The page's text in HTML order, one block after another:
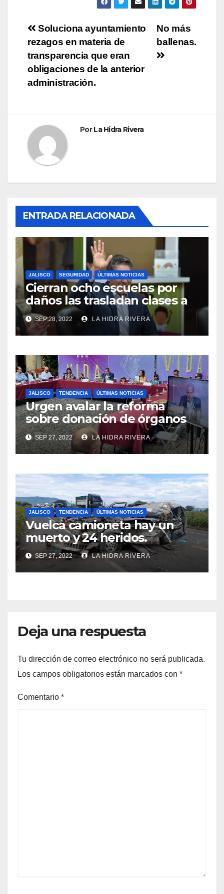
Navegación
de
entradas
No más
ballenas.
Soluciona ayuntamiento
rezagos en materia de
transparencia que eran
obligaciones de la anterior
administración.
PorLa Hidra Rivera
ENTRADA RELACIONADA
JALISCO SEGURIDAD ÚLTIMAS NOTICIAS
Cierran ocho escuelas por
daños las trasladan clases a
sedes alternas.
SEP 28, 2022 LA HIDRA RIVERA
JALISCO TENDENCIA ÚLTIMAS NOTICIAS
Urgen avalar la reforma
sobre donación de órganos
en Jalisco.
SEP 27, 2022 LA HIDRA RIVERA
JALISCO TENDENCIA ÚLTIMAS NOTICIAS
Vuelca camioneta hay un
muerto y 24 heridos.
SEP 27, 2022 LA HIDRA RIVERA
Deja una respuesta
Tu dirección de correo electrónico no será publicada.
Los campos obligatorios están marcados con *
Comentario *